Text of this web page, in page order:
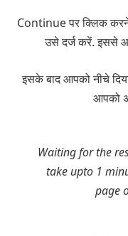
Continue पर क्लिक
उसे दर्ज करें. इससे
इसके बाद आपको नीचे
आपको
Waiting for the
take upto 1
page